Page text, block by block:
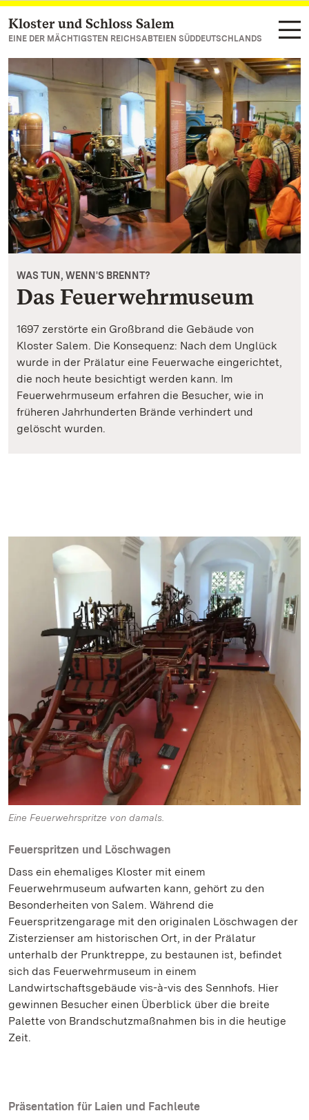
Zum Hauptinhalt springen
Kloster und Schloss Salem
EINE DER MÄCHTIGSTEN REICHSABTEIEN SÜDDEUTSCHLANDS
WAS TUN, WENN'S BRENNT?
Das Feuerwehrmuseum
1697 zerstörte ein Großbrand die Gebäude von
Kloster Salem. Die Konsequenz: Nach dem Unglück
wurde in der Prälatur eine Feuerwache eingerichtet,
die noch heute besichtigt werden kann. Im
Feuerwehrmuseum erfahren die Besucher, wie in
früheren Jahrhunderten Brände verhindert und
gelöscht wurden.
Eine Feuerwehrspritze von damals.
Feuerspritzen und Löschwagen
Dass ein ehemaliges Kloster mit einem
Feuerwehrmuseum aufwarten kann, gehört zu den
Besonderheiten von Salem. Während die
Feuerspritzengarage mit den originalen Löschwagen der
Zisterzienser am historischen Ort, in der Prälatur
unterhalb der Prunktreppe, zu bestaunen ist, befindet
sich das Feuerwehrmuseum in einem
Landwirtschaftsgebäude vis-à-vis des Sennhofs. Hier
gewinnen Besucher einen Überblick über die breite
Palette von Brandschutzmaßnahmen bis in die heutige
Zeit.
Präsentation für Laien und Fachleute